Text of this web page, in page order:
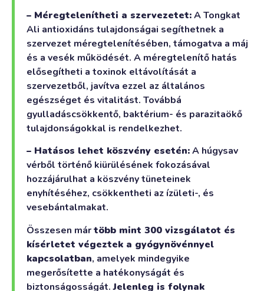
– Méregtelenítheti a szervezetet:A Tongkat
Ali antioxidáns tulajdonságai segíthetnek a
szervezet méregtelenítésében, támogatva a máj
és a vesék működését. A méregtelenítő hatás
elősegítheti a toxinok eltávolítását a
szervezetből, javítva ezzel az általános
egészséget és vitalitást. Továbbá
gyulladáscsökkentő, baktérium- és parazitaökő
tulajdonságokkal is rendelkezhet.
– Hatásos lehet köszvény esetén:A húgysav
vérből történő kiürülésének fokozásával
hozzájárulhat a köszvény tüneteinek
enyhítéséhez, csökkentheti az ízületi-, és
vesebántalmakat.
Összesen mártöbb mint 300 vizsgálatot és
kísérletet végeztek a gyógynövénnyel
kapcsolatban, amelyek mindegyike
megerősítette a hatékonyságát és
biztonságosságát.Jelenleg is folynak